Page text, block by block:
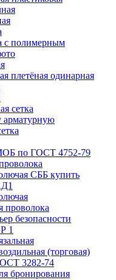
с полимерным
плетёная одинарная
сетка
арматурную
по ГОСТ 4752-79
СББ купить
проволока
безопасности
1
(торговая)
3282-74
бронирования